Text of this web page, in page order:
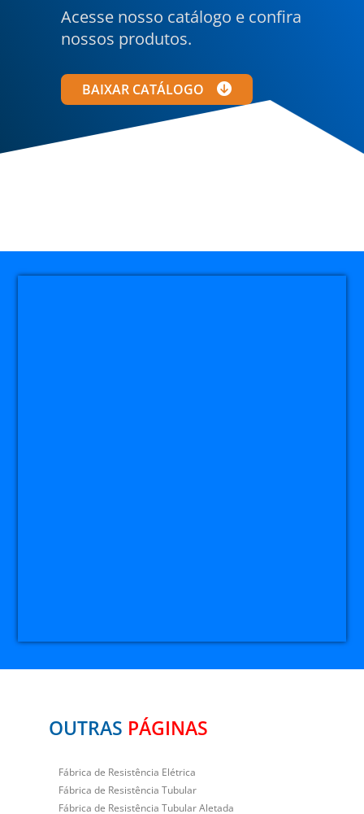
Acesse nosso catálogo e confira
nossos produtos.
BAIXAR CATÁLOGO
OUTRAS PÁGINAS
Fábrica de Resistência Elétrica
Fábrica de Resistência Tubular
Fábrica de Resistência Tubular Aletada